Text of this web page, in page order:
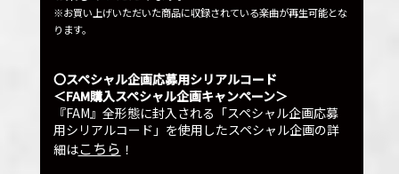
※お買い上げいただいた商品に収録されている楽曲が再生可能とな
ります。
〇スペシャル企画応募用シリアルコード
＜FAM購入スペシャル企画キャンペーン＞
『FAM』全形態に封入される「スペシャル企画応募
用シリアルコード」を使用したスペシャル企画の詳
細はこちら ！